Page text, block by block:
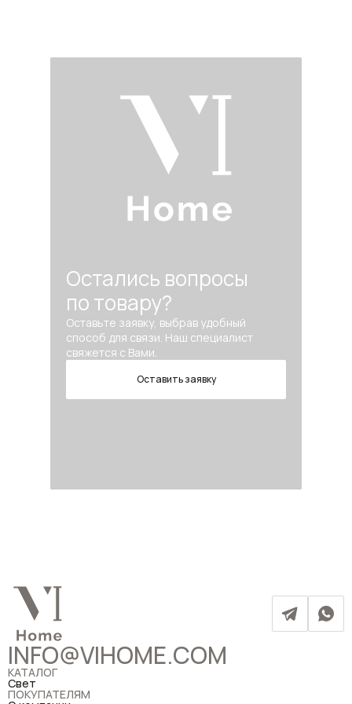
Остались вопросы
по товару?
Оставьте заявку, выбрав удобный
способ для связи. Наш специалист
свяжется с Вами.
Оставить заявку
INFO@VIHOME.COM
КАТАЛОГ
Свет
ПОКУПАТЕЛЯМ